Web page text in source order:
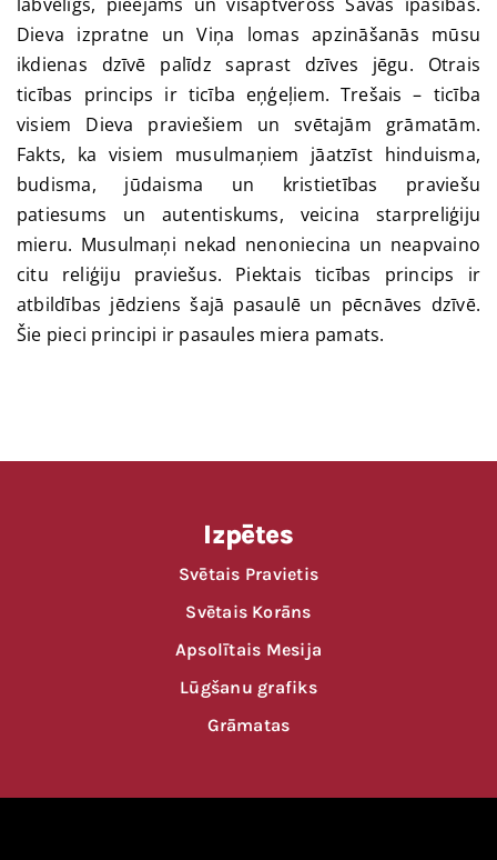
Dieva izpratne un Viņa lomas apzināšanās mūsu
ikdienas dzīvē palīdz saprast dzīves jēgu. Otrais
ticības princips ir ticība eņģeļiem. Trešais – ticība
visiem Dieva praviešiem un svētajām grāmatām.
Fakts, ka visiem musulmaņiem jāatzīst hinduisma,
budisma, jūdaisma un kristietības praviešu
patiesums un autentiskums, veicina starpreliģiju
mieru. Musulmaņi nekad nenoniecina un neapvaino
citu reliģiju praviešus. Piektais ticības princips ir
atbildības jēdziens šajā pasaulē un pēcnāves dzīvē.
Šie pieci principi ir pasaules miera pamats.
Izpētes
Svētais Pravietis
Svētais Korāns
Apsolītais Mesija
Lūgšanu grafiks
Grāmatas